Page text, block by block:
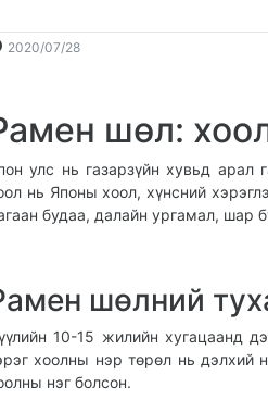
2020/07/282020-
16:50:51
2026-
21:07:25
шөл:
улс нь газарзүйн хувьд арал
нь Японы хоол, хүнсний
будаа, далайн ургамал, шар
шөлний
10-15 жилийн хугацаанд
хоолны нэр төрөл нь дэлхий
нэг болсон.